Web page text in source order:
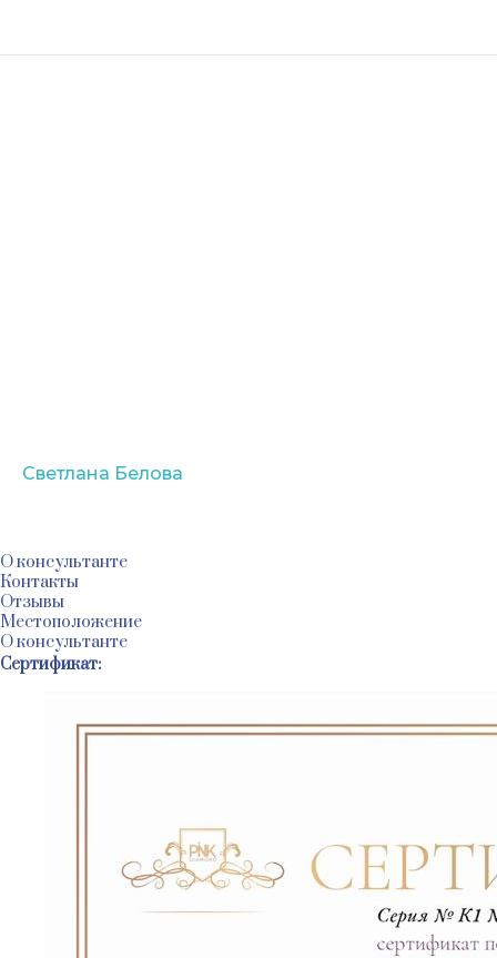
Светлана Белова
О консультанте
Контакты
Отзывы
Местоположение
О консультанте
Сертификат: